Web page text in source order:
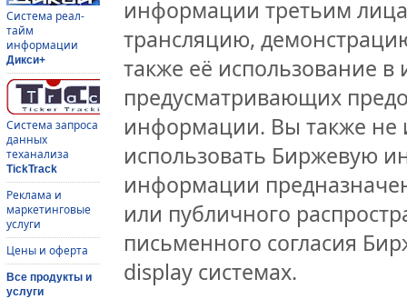
Система реал-
тайм
информации
Дикси+
Система запроса
данных
теханализа
TickTrack
Реклама и
маркетинговые
услуги
Цены и оферта
Все продукты и
услуги
информации третьим
трансляцию,
также её использование
предусматривающих
информации. Вы также не
использовать Биржевую
информации
или публичного
письменного согласия
display системах.